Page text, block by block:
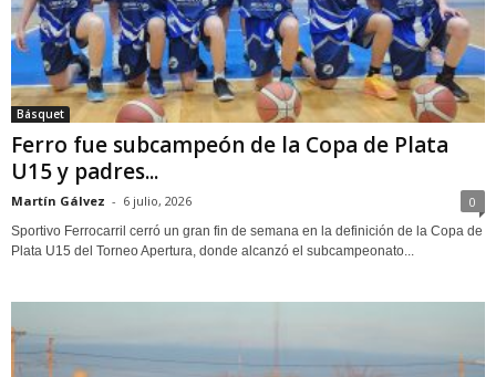
Básquet
Ferro fue subcampeón de la Copa de Plata
U15 y padres...
Martín Gálvez - 6 julio, 2026 0
Sportivo Ferrocarril cerró un gran fin de semana en la definición de la Copa de
Plata U15 del Torneo Apertura, donde alcanzó el subcampeonato...